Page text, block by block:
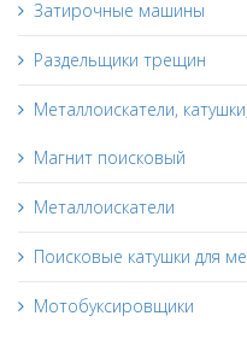
Затирочные машины
Раздельщики трещин
Металлоискатели,
Магнит поисковый
Металлоискатели
Поисковые катушки для
Мотобуксировщики